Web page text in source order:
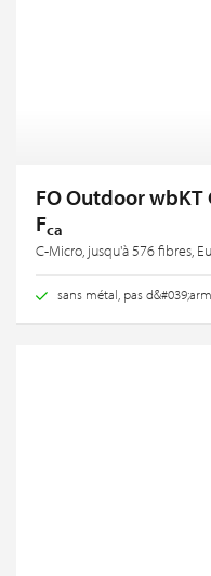
FO Outdoor wbKT
Fca
C-Micro, jusqu'à 576 fibres,
sans métal, pas